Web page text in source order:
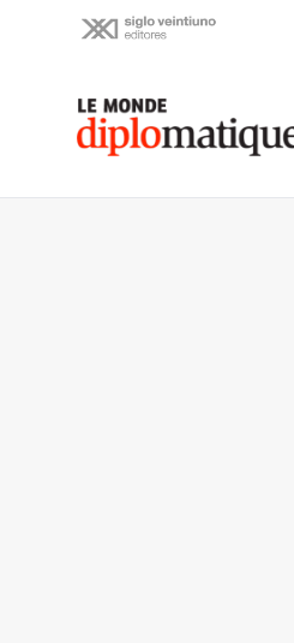
Le monde diplomatique